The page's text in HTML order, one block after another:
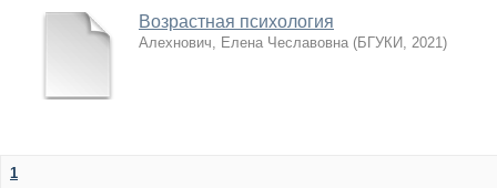
Возрастная психология
Алехнович, Елена Чеславовна (БГУКИ, 2021)
1